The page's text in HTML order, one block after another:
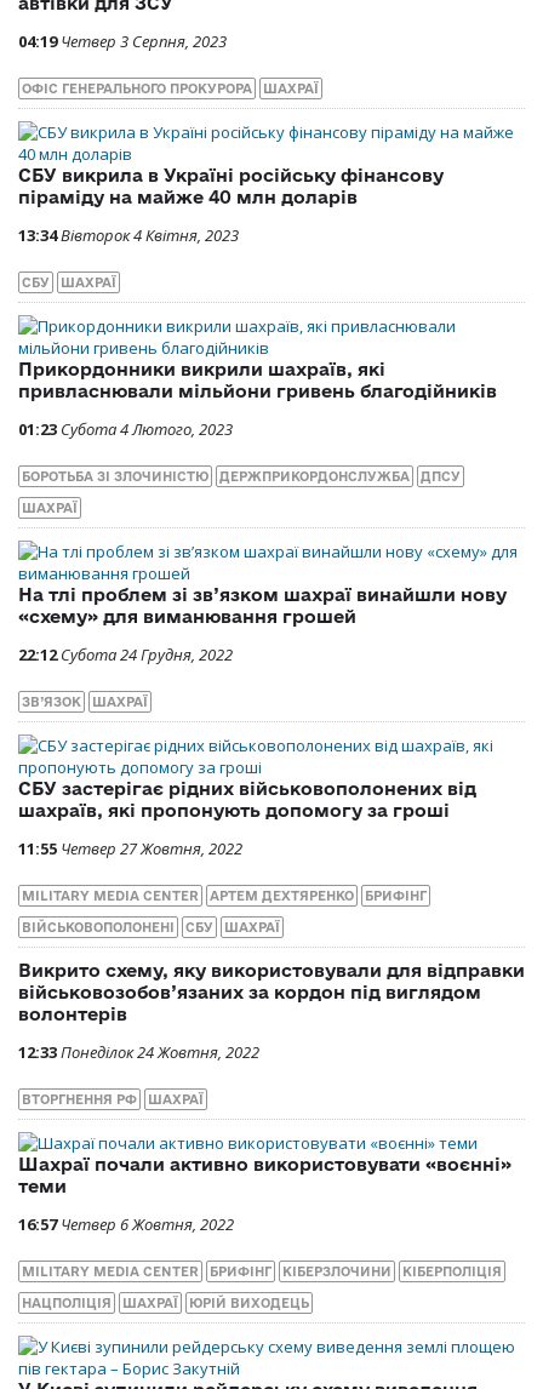
04:19 Четвер 3 Серпня, 2023
ОФІС ГЕНЕРАЛЬНОГО ПРОКУРОРА ШАХРАЇ
СБУ викрила в Україні російську фінансову
піраміду на майже 40 млн доларів
13:34Вівторок 4 Квітня, 2023
СБУ ШАХРАЇ
Прикордонники викрили шахраїв, які
привласнювали мільйони гривень благодійників
01:23 Субота 4 Лютого, 2023
БОРОТЬБА ЗІ ЗЛОЧИНІСТЮ ДЕРЖПРИКОРДОНСЛУЖБА ДПСУ
ШАХРАЇ
На тлі проблем зі зв’язком шахраї винайшли нову
«схему» для виманювання грошей
22:12 Субота 24 Грудня, 2022
ЗВ’ЯЗОК ШАХРАЇ
СБУ застерігає рідних військовополонених від
шахраїв, які пропонують допомогу за гроші
11:55 Четвер 27 Жовтня, 2022
MILITARY MEDIA CENTER АРТЕМ ДЕХТЯРЕНКО БРИФІНГ
ВІЙСЬКОВОПОЛОНЕНІ СБУ ШАХРАЇ
Викрито схему, яку використовували для відправки
військовозобов’язаних за кордон під виглядом
волонтерів
12:33Понеділок 24 Жовтня, 2022
ВТОРГНЕННЯ РФ ШАХРАЇ
Шахраї почали активно використовувати «воєнні»
теми
16:57 Четвер 6 Жовтня, 2022
MILITARY MEDIA CENTER БРИФІНГ КІБЕРЗЛОЧИНИ КІБЕРПОЛІЦІЯ
НАЦПОЛІЦІЯ ШАХРАЇ ЮРІЙ ВИХОДЕЦЬ